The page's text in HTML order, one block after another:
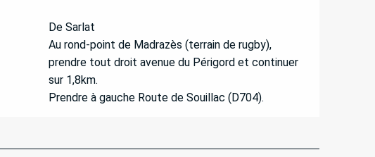
De Sarlat
Au rond-point de Madrazès (terrain de rugby),
prendre tout droit avenue du Périgord et continuer
sur 1,8km.
Prendre à gauche Route de Souillac (D704).